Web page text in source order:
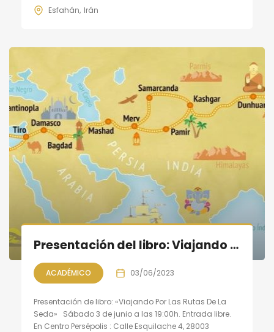
Esfahán Irán
Presentación del libro: Viajando Por Las Rutas De La Seda
ACADÉMICO 03/06/2023
Presentación de libro: «Viajando Por Las Rutas De La
Seda» Sábado 3 de junio a las 19:00h. Entrada libre.
En Centro Persépolis : Calle Esquilache 4, 28003